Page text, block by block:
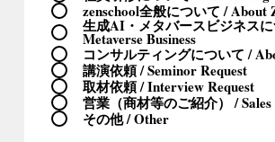
zenschool全般について / About
生成AI・メタバースビジネス
Metaverse Business
コンサルティングについて /
講演依頼 / Seminor Request
取材依頼 / Interview Request
営業（商材等のご紹介） / Sales
その他 / Other